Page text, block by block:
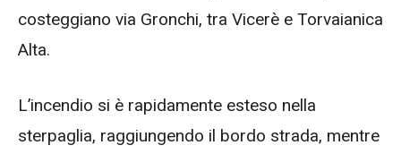
costeggiano via Gronchi, tra Vicerè e Torvaianica
Alta.
L’incendio si è rapidamente esteso nella
sterpaglia, raggiungendo il bordo strada, mentre